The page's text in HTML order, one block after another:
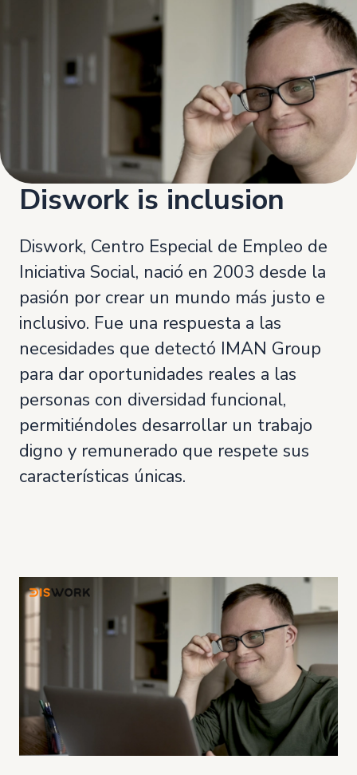
Diswork is inclusion
Diswork, Centro Especial de Empleo de
Iniciativa Social, nació en 2003 desde la
pasión por crear un mundo más justo e
inclusivo. Fue una respuesta a las
necesidades que detectó IMAN Group
para dar oportunidades reales a las
personas con diversidad funcional,
permitiéndoles desarrollar un trabajo
digno y remunerado que respete sus
características únicas.